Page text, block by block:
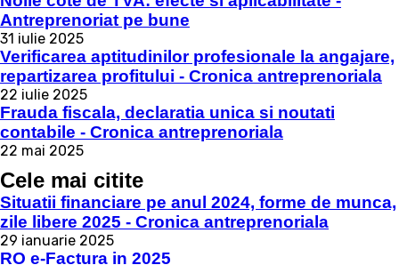
Antreprenoriat pe bune
31 iulie 2025
Verificarea aptitudinilor profesionale la angajare,
repartizarea profitului - Cronica antreprenoriala
22 iulie 2025
Frauda fiscala, declaratia unica si noutati
contabile - Cronica antreprenoriala
22 mai 2025
Cele mai citite
Situatii financiare pe anul 2024, forme de munca,
zile libere 2025 - Cronica antreprenoriala
29 ianuarie 2025
RO e-Factura in 2025